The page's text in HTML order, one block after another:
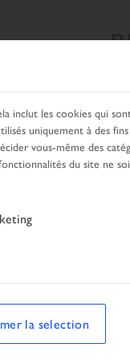
PARTENAIRE LOCAL
inclut les cookies qui
uniquement à des
vous-même des
du site ne
la selection